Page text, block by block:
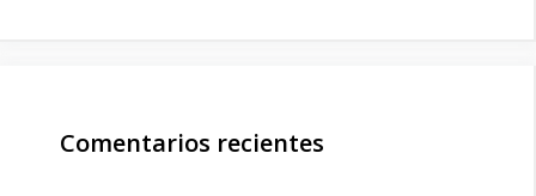
Comentarios recientes